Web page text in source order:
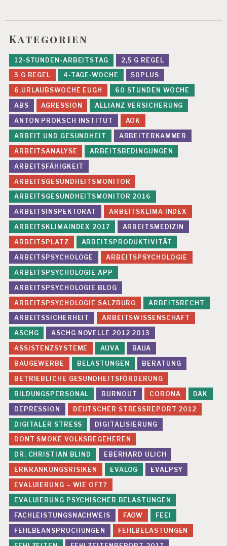
Kategorien
12-STUNDEN-ARBEITSTAG
2,5 G REGEL
3 G REGEL
4-TAGE-WOCHE
50PLUS
6.URLAUBSWOCHE EUGH
60 STUNDEN WOCHE
ABS
AGRESSION
ALLIANZ VERSICHERUNG
ANTON PROKSCH INSTITUT
AOK
ARBEIT UND GESUNDHEIT
ARBEITERKAMMER
ARBEITSANALYSE
ARBEITSBEDINGUNGEN
ARBEITSFÄHIGKEIT
ARBEITSGESUNDHEITSMONITOR
ARBEITSGESUNDHEITSMONITOR 2016
ARBEITSINSPEKTORAT
ARBEITSKLIMA INDEX
ARBEITSKLIMAINDEX 2017
ARBEITSMEDIZIN
ARBEITSPLATZ
ARBEITSPRODUKTIVITÄT
ARBEITSPSYCHOLOGE
ARBEITSPSYCHOLOGIE
ARBEITSPSYCHOLOGIE APP
ARBEITSPSYCHOLOGIE BLOG
ARBEITSPSYCHOLOGIE SALZBURG
ARBEITSRECHT
ARBEITSSICHERHEIT
ARBEITSWISSENSCHAFT
ASCHG
ASCHG NOVELLE 2012 2013
ASSISTENZSYSTEME
AUVA
BAUA
BAUGEWERBE
BELASTUNGEN
BERATUNG
BETRIEBLICHE GESUNDHEITSFÖRDERUNG
BILDUNGSPERSONAL
BURNOUT CORONA
DAK
DEPRESSION
DEUTSCHER STRESSREPORT 2012
DIGITALER STRESS
DIGITALISIERUNG
DONT SMOKE VOLKSBEGEHEREN
DR. CHRISTIAN BLIND
EBERHARD ULICH
ERKRANKUNGSRISIKEN
EVALOG
EVALPSY
EVALUIERUNG – WIE OFT?
EVALUIERUNG PSYCHISCHER BELASTUNGEN
FACHLEISTUNGSNACHWEIS
FAOW
FEEI
FEHLBEANSPRUCHUNGEN
FEHLBELASTUNGEN